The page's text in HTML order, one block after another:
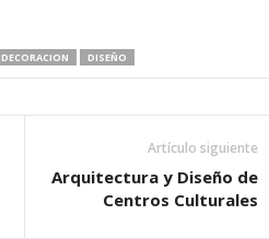
DECORACION DISEÑO
Artículo siguiente
Arquitectura y Diseño de
Centros Culturales